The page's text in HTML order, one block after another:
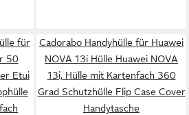
für
50
Etui
Cadorabo Handyhülle für Huawei
NOVA 13i Hülle Huawei NOVA
13i, Hülle mit Kartenfach 360
Grad Schutzhülle Flip Case Cover
Handytasche